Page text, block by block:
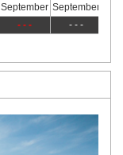
September September
- - - - - -